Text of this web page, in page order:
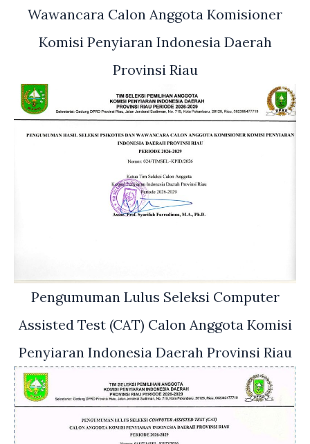
Wawancara Calon Anggota Komisioner
Komisi Penyiaran Indonesia Daerah
Provinsi Riau
Pengumuman Lulus Seleksi Computer
Assisted Test (CAT) Calon Anggota Komisi
Penyiaran Indonesia Daerah Provinsi Riau